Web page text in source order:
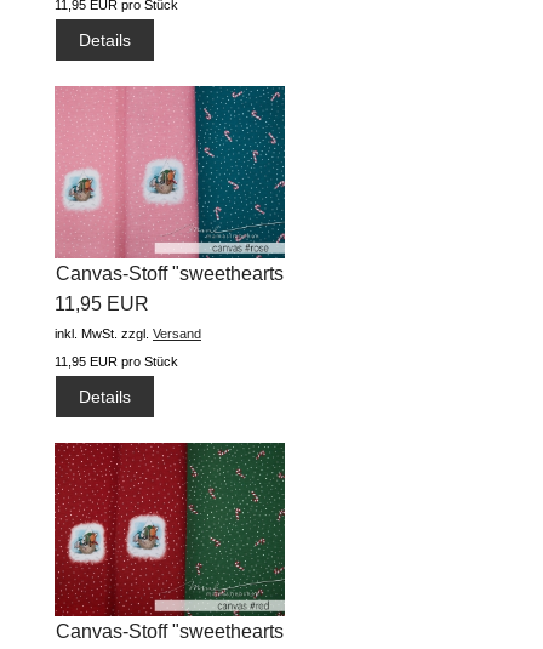
11,95 EUR pro Stück
Details
Canvas-Stoff "sweethearts
winter...
11,95 EUR
inkl. MwSt. zzgl. Versand
11,95 EUR pro Stück
Details
Canvas-Stoff "sweethearts